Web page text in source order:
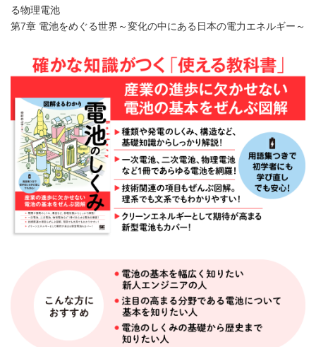
る物理電池
第7章 電池をめぐる世界～変化の中にある日本の電力エネルギー～